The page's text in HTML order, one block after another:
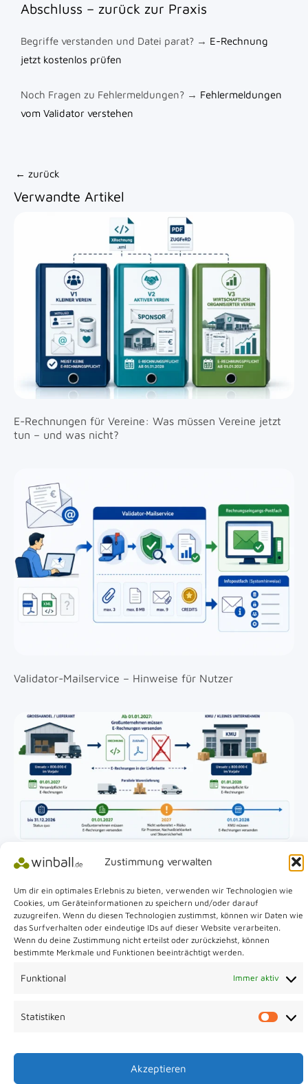
Zustimmung verwalten
Um dir ein optimales Erlebnis zu bieten, verwenden wir Technologien wie
Cookies, um Geräteinformationen zu speichern und/oder darauf
zuzugreifen. Wenn du diesen Technologien zustimmst, können wir Daten wie
das Surfverhalten oder eindeutige IDs auf dieser Website verarbeiten.
Wenn du deine Zustimmung nicht erteilst oder zurückziehst, können
bestimmte Merkmale und Funktionen beeinträchtigt werden.
Funktional Immer aktiv
Statistiken
Akzeptieren
Abschluss – zurück zur Praxis
Begriffe verstanden und Datei parat? → E-Rechnung
jetzt kostenlos prüfen
Noch Fragen zu Fehlermeldungen? → Fehlermeldungen
vom Validator verstehen
Beitragsnavigation
← zurück
Verwandte Artikel
E-Rechnungen für Vereine: Was müssen Vereine jetzt
tun – und was nicht?
Validator-Mailservice – Hinweise für Nutzer
Die E-Rechnungspflicht trifft viele KMU früher als
Impressum|Datenschutz|Cookie-Richtlinie|AGB &
Copyright © 2026 winball.de (alle angezeigten Preise sind Nettopreise zzgl.